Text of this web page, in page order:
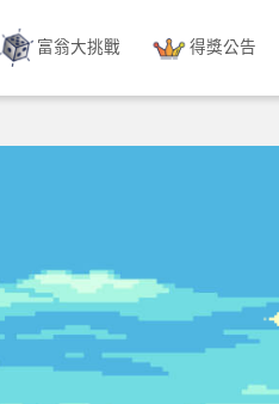
富翁大挑戰 得獎公告